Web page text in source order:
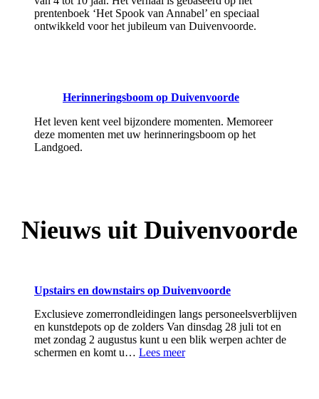
prentenboek ‘Het Spook van Annabel’ en speciaal
ontwikkeld voor het jubileum van Duivenvoorde.
Herinneringsboom op Duivenvoorde
Het leven kent veel bijzondere momenten. Memoreer
deze momenten met uw herinneringsboom op het
Landgoed.
Nieuws uit Duivenvoorde
Upstairs en downstairs op Duivenvoorde
Exclusieve zomerrondleidingen langs personeelsverblijven
en kunstdepots op de zolders Van dinsdag 28 juli tot en
met zondag 2 augustus kunt u een blik werpen achter de
schermen en komt u… Lees meer: